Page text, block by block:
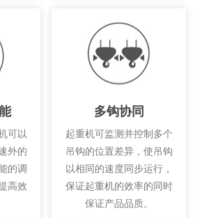
可以
外的
的调
高效
多钩协同
起重机可监测并控制多个
吊钩的位置差异，使吊钩
以相同的速度同步运行，
保证起重机的效率的同时
保证产品品质。